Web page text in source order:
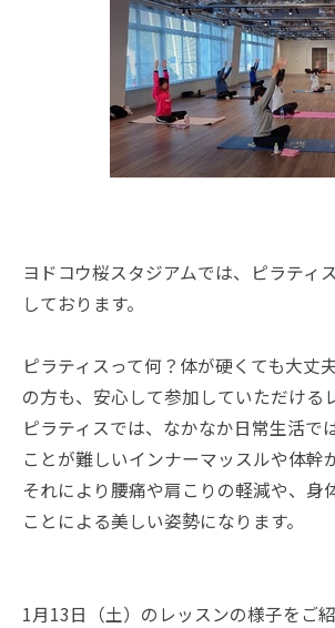
ヨドコウ桜スタジアムでは、ピラティ
しております。
ピラティスって何？体が硬くても大丈
の方も、安心して参加していただける
ピラティスでは、なかなか日常生活で
ことが難しいインナーマッスルや体幹
それにより腰痛や肩こりの軽減や、身
ことによる美しい姿勢になります。
1月13日（土）のレッスンの様子をご紹